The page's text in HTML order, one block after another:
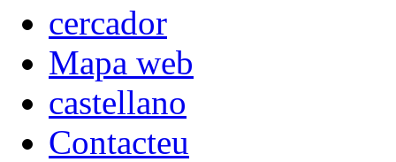
Mapa web
castellano
Contacteu